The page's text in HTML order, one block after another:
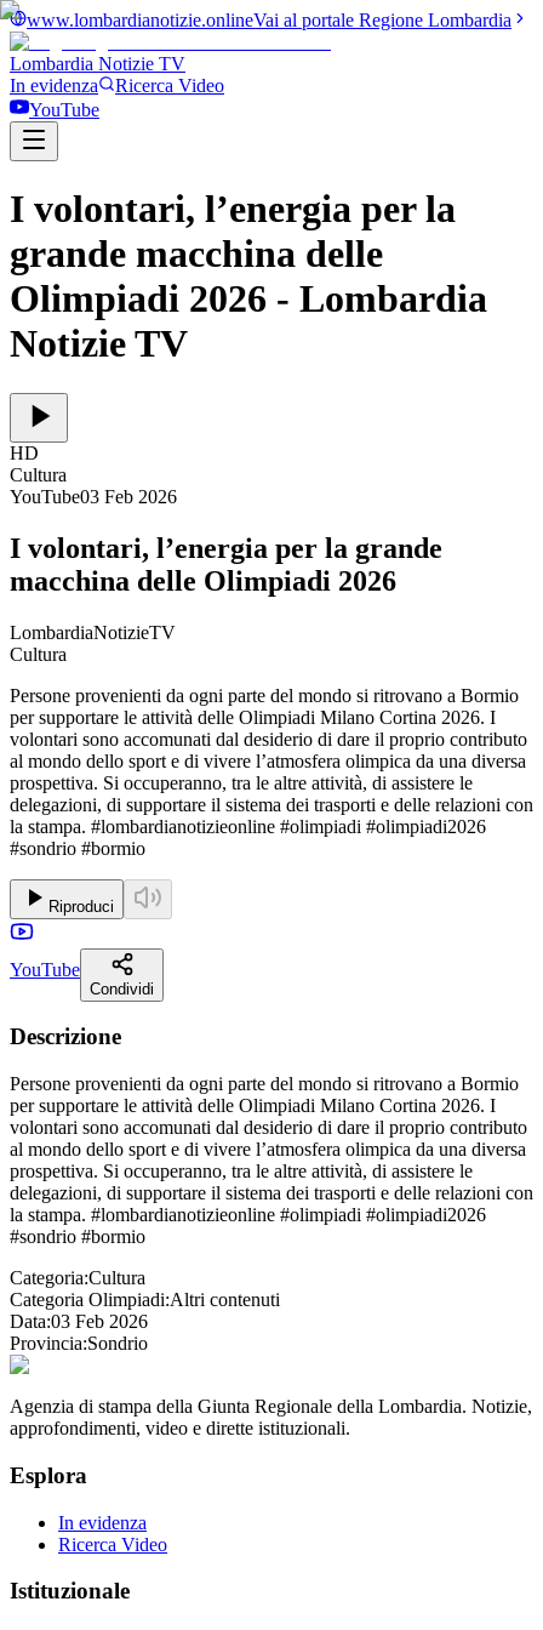
www.lombardianotizie.onlineVai al portale Regione Lombardia
Lombardia Notizie TV
In evidenza
Ricerca Video
YouTube
I volontari, l’energia per la
grande macchina delle
Olimpiadi 2026 - Lombardia
Notizie TV
HD
Cultura
YouTube03 Feb 2026
I volontari, l’energia per la grande
macchina delle Olimpiadi 2026
LombardiaNotizieTV
Cultura
Persone provenienti da ogni parte del mondo si ritrovano a Bormio
per supportare le attività delle Olimpiadi Milano Cortina 2026. I
volontari sono accomunati dal desiderio di dare il proprio contributo
al mondo dello sport e di vivere l’atmosfera olimpica da una diversa
prospettiva. Si occuperanno, tra le altre attività, di assistere le
delegazioni, di supportare il sistema dei trasporti e delle relazioni con
la stampa. #lombardianotizieonline #olimpiadi #olimpiadi2026
#sondrio #bormio
Riproduci
YouTube
Condividi
Descrizione
Persone provenienti da ogni parte del mondo si ritrovano a Bormio
per supportare le attività delle Olimpiadi Milano Cortina 2026. I
volontari sono accomunati dal desiderio di dare il proprio contributo
al mondo dello sport e di vivere l’atmosfera olimpica da una diversa
prospettiva. Si occuperanno, tra le altre attività, di assistere le
delegazioni, di supportare il sistema dei trasporti e delle relazioni con
la stampa. #lombardianotizieonline #olimpiadi #olimpiadi2026
#sondrio #bormio
Categoria:Cultura
Categoria Olimpiadi:Altri contenuti
Data:03 Feb 2026
Provincia:Sondrio
Agenzia di stampa della Giunta Regionale della Lombardia. Notizie,
approfondimenti, video e dirette istituzionali.
Esplora
In evidenza
Ricerca Video
Istituzionale